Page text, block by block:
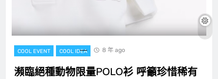
COOL EVENT COOL IDEA 8 年 ago
瀕臨絕種動物限量POLO衫 呼籲珍惜稀有